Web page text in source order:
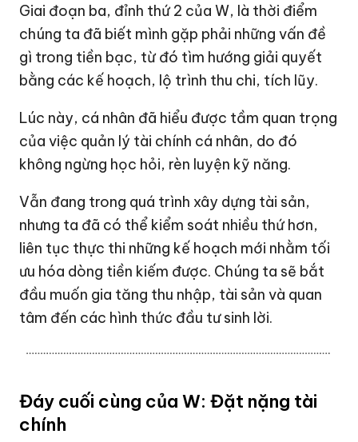
Giai đoạn ba, đỉnh thứ 2 của W, là thời điểm
chúng ta đã biết mình gặp phải những vấn đề
gì trong tiền bạc, từ đó tìm hướng giải quyết
bằng các kế hoạch, lộ trình thu chi, tích lũy.
Lúc này, cá nhân đã hiểu được tầm quan trọng
của việc quản lý tài chính cá nhân, do đó
không ngừng học hỏi, rèn luyện kỹ năng.
Vẫn đang trong quá trình xây dựng tài sản,
nhưng ta đã có thể kiểm soát nhiều thứ hơn,
liên tục thực thi những kế hoạch mới nhằm tối
ưu hóa dòng tiền kiếm được. Chúng ta sẽ bắt
đầu muốn gia tăng thu nhập, tài sản và quan
tâm đến các hình thức đầu tư sinh lời.
Đáy cuối cùng của W: Đặt nặng tài
chính